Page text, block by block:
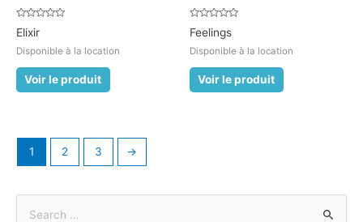
Note
0
5
Elixir
Disponible à la location
Voir le produit
Note
0
5
Feelings
Disponible à la location
Voir le produit
1 2 3 →